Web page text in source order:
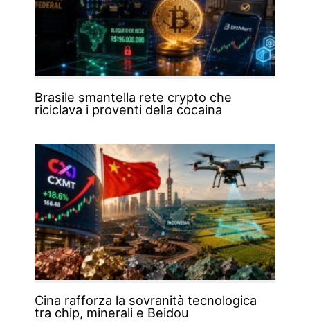
Brasile smantella rete crypto che
riciclava i proventi della cocaina
Cina rafforza la sovranità tecnologica
tra chip, minerali e Beidou